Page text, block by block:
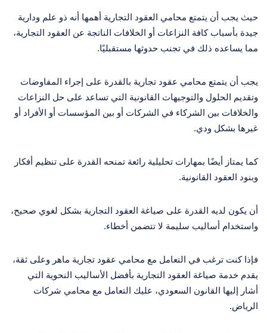
حيث يجب أن يتمتع محامي العقود التجارية أهمها أنه ذو علم ودارية
جيدة بأسباب كافة النزاعات أو الخلافات الناتجة عن العقود التجارية،
مما يساعده ذلك في تجنب حدوثها مستقبليًا.
يجب أن يتمتع محامي عقود تجارية بالقدرة على إجراء المفاوضات
وتقديم الحلول والتوجيهات القانونية التي تساعد على حل النزاعات
والخلافات بين الشركاء في الشركات أو بين المؤسسات أو الأفراد أو
غيرها بشكل ودي.
كما يمتاز أيضًا بمهارات تحليلية رائعة تمنحه القدرة على تنظيم أفكار
وبنود العقود القانونية.
أن يكون لديه القدرة على صياغة العقود التجارية بشكل لغوي صحيح،
واستخدام أساليب سليمة لا تتضمن أخطاء.
فإذا كنت ترغب في التعامل مع محامي عقود تجارية ماهر وعلى ثقة،
يقدم خدمة صياغة العقود التجارية بأفضل الأساليب النحوية التي
أشار إليها القانون السعودي، عليك التعامل مع محامي شركات
الرياض.